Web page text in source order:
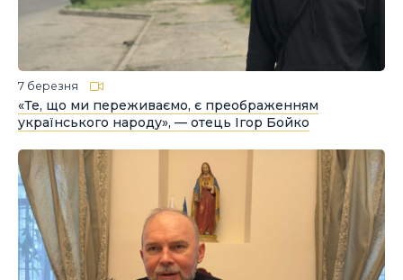
7 березня
«Те, що ми переживаємо, є преображенням
українського народу», — отець Ігор Бойко